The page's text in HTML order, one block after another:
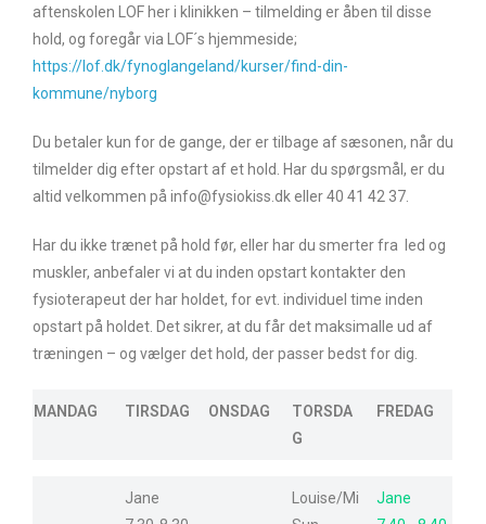
aftenskolen LOF her i klinikken – tilmelding er åben til disse
hold, og foregår via LOF´s hjemmeside;
https://lof.dk/fynoglangeland/kurser/find-din-
kommune/nyborg
Du betaler kun for de gange, der er tilbage af sæsonen, når du
tilmelder dig efter opstart af et hold. Har du spørgsmål, er du
altid velkommen på info@fysiokiss.dk eller 40 41 42 37.
Har du ikke trænet på hold før, eller har du smerter fra led og
muskler, anbefaler vi at du inden opstart kontakter den
fysioterapeut der har holdet, for evt. individuel time inden
opstart på holdet. Det sikrer, at du får det maksimalle ud af
træningen – og vælger det hold, der passer bedst for dig.
MANDAG TIRSDAG ONSDAG
TORSDA
G
FREDAG
Jane
Louise/Mi
Jane